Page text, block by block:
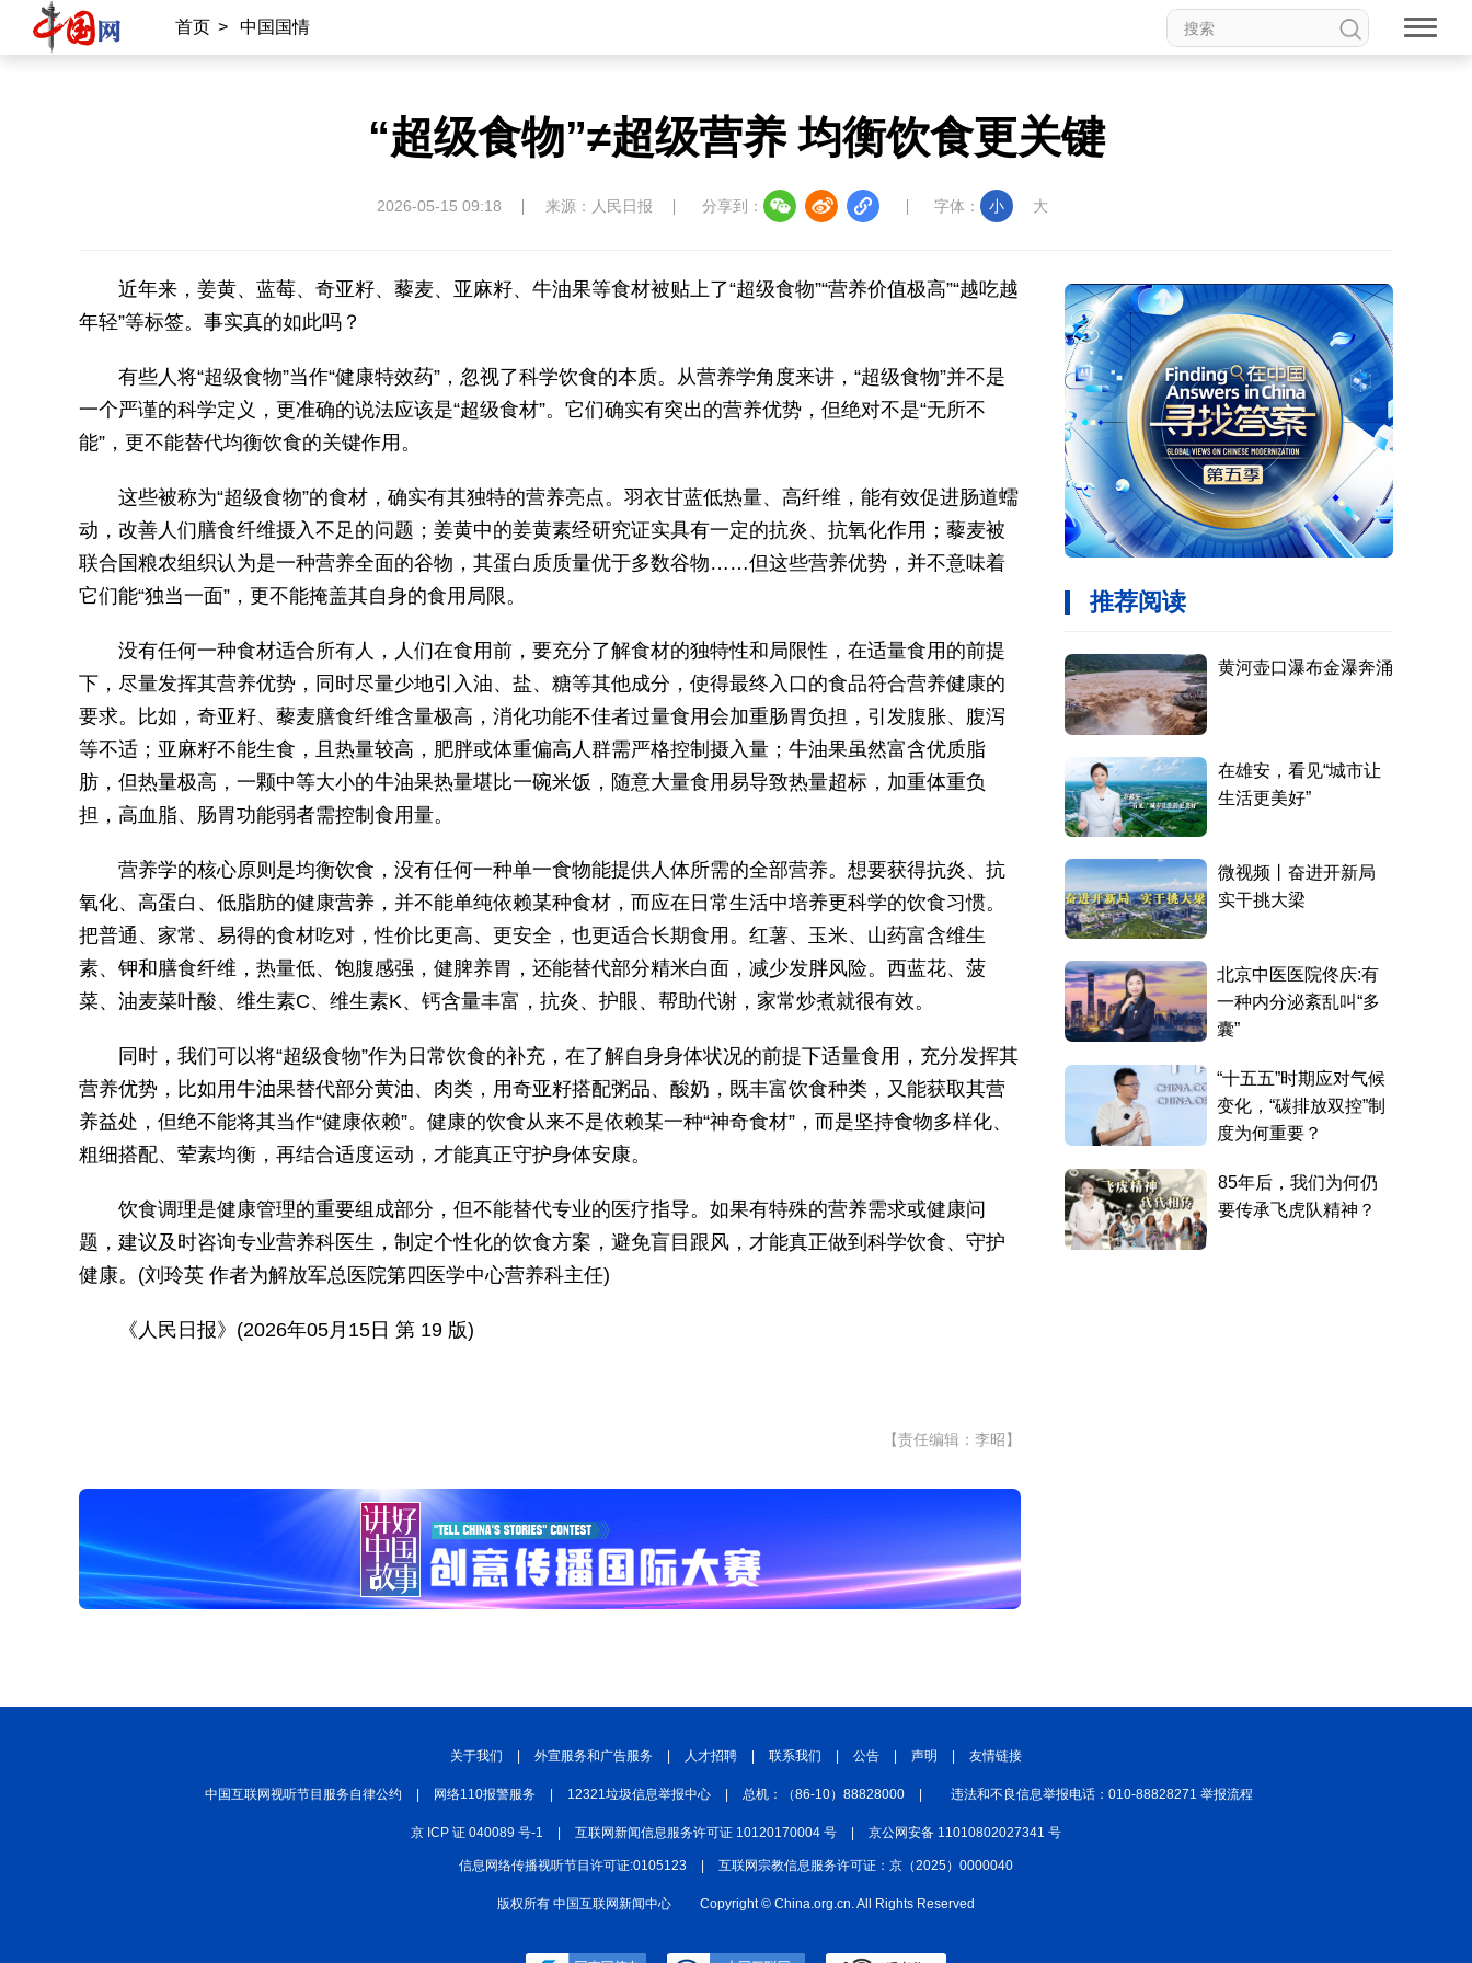
首页 > 中国国情
“超级食物”≠超级营养 均衡饮食更关键
2026-05-15 09:18 来源：人民日报 分享到： 字体： 小 大
近年来，姜黄、蓝莓、奇亚籽、藜麦、亚麻籽、牛油果等食材被贴上了“超级食物”“营养价值极高”“越吃越
年轻”等标签。事实真的如此吗？
有些人将“超级食物”当作“健康特效药”，忽视了科学饮食的本质。从营养学角度来讲，“超级食物”并不是
一个严谨的科学定义，更准确的说法应该是“超级食材”。它们确实有突出的营养优势，但绝对不是“无所不
能”，更不能替代均衡饮食的关键作用。
这些被称为“超级食物”的食材，确实有其独特的营养亮点。羽衣甘蓝低热量、高纤维，能有效促进肠道蠕
动，改善人们膳食纤维摄入不足的问题；姜黄中的姜黄素经研究证实具有一定的抗炎、抗氧化作用；藜麦被
联合国粮农组织认为是一种营养全面的谷物，其蛋白质质量优于多数谷物……但这些营养优势，并不意味着
它们能“独当一面”，更不能掩盖其自身的食用局限。
没有任何一种食材适合所有人，人们在食用前，要充分了解食材的独特性和局限性，在适量食用的前提
下，尽量发挥其营养优势，同时尽量少地引入油、盐、糖等其他成分，使得最终入口的食品符合营养健康的
要求。比如，奇亚籽、藜麦膳食纤维含量极高，消化功能不佳者过量食用会加重肠胃负担，引发腹胀、腹泻
等不适；亚麻籽不能生食，且热量较高，肥胖或体重偏高人群需严格控制摄入量；牛油果虽然富含优质脂
肪，但热量极高，一颗中等大小的牛油果热量堪比一碗米饭，随意大量食用易导致热量超标，加重体重负
担，高血脂、肠胃功能弱者需控制食用量。
营养学的核心原则是均衡饮食，没有任何一种单一食物能提供人体所需的全部营养。想要获得抗炎、抗
氧化、高蛋白、低脂肪的健康营养，并不能单纯依赖某种食材，而应在日常生活中培养更科学的饮食习惯。
把普通、家常、易得的食材吃对，性价比更高、更安全，也更适合长期食用。红薯、玉米、山药富含维生
素、钾和膳食纤维，热量低、饱腹感强，健脾养胃，还能替代部分精米白面，减少发胖风险。西蓝花、菠
菜、油麦菜叶酸、维生素C、维生素K、钙含量丰富，抗炎、护眼、帮助代谢，家常炒煮就很有效。
同时，我们可以将“超级食物”作为日常饮食的补充，在了解自身身体状况的前提下适量食用，充分发挥其
营养优势，比如用牛油果替代部分黄油、肉类，用奇亚籽搭配粥品、酸奶，既丰富饮食种类，又能获取其营
养益处，但绝不能将其当作“健康依赖”。健康的饮食从来不是依赖某一种“神奇食材”，而是坚持食物多样化、
粗细搭配、荤素均衡，再结合适度运动，才能真正守护身体安康。
饮食调理是健康管理的重要组成部分，但不能替代专业的医疗指导。如果有特殊的营养需求或健康问
题，建议及时咨询专业营养科医生，制定个性化的饮食方案，避免盲目跟风，才能真正做到科学饮食、守护
健康。(刘玲英 作者为解放军总医院第四医学中心营养科主任)
《人民日报》(2026年05月15日 第 19 版)
【责任编辑：李昭】
关于我们 外宣服务和广告服务 人才招聘 联系我们 公告 声明 友情链接
中国互联网视听节目服务自律公约 网络110报警服务 12321垃圾信息举报中心 总机：（86-10）88828000 违法和不良信息举报电话：010-88828271 举报流程
京 ICP 证 040089 号-1 互联网新闻信息服务许可证 10120170004 号 京公网安备 11010802027341 号
信息网络传播视听节目许可证:0105123 互联网宗教信息服务许可证：京（2025）0000040
版权所有 中国互联网新闻中心 Copyright © China.org.cn. All Rights Reserved